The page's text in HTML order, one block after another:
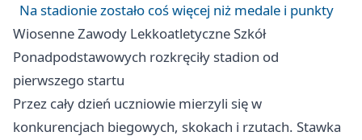
Na stadionie zostało coś więcej niż medale i punkty
Wiosenne Zawody Lekkoatletyczne Szkół
Ponadpodstawowych rozkręciły stadion od
pierwszego startu
Przez cały dzień uczniowie mierzyli się w
konkurencjach biegowych, skokach i rzutach. Stawka